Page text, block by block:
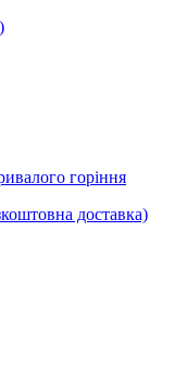
горіння
доставка)